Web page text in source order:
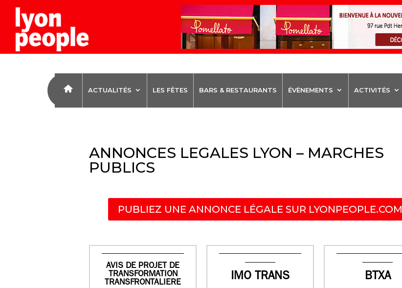
ACTUALITÉS LES FÊTES BARS & RESTAURANTS ÉVÈNEMENTS ACTIVITÉS
ANNONCES LEGALES LYON – MARCHES
PUBLICS
PUBLIEZ UNE ANNONCE LÉGALE SUR LYONPEOPLE.COM
AVIS DE PROJET DE
TRANSFORMATION
TRANSFRONTALIERE
IMO TRANS BTXA